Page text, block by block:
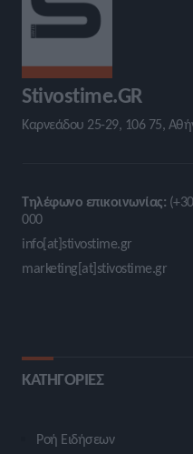
Stivostime.GR
Καρνεάδου 25-29, 106 75,
Τηλέφωνο επικοινωνίας:
000
info[at]stivostime.gr
marketing[at]stivostime.gr
ΚΑΤΗΓΟΡΙΕΣ
Ροή Ειδήσεων